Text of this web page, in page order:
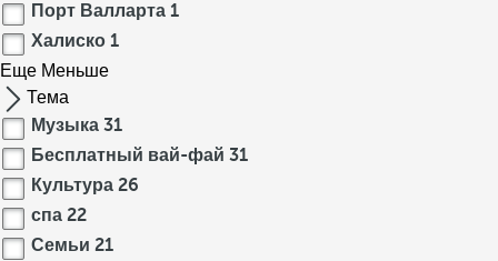
Порт Валларта 1
Халиско 1
Еще Меньше
Тема
Музыка 31
Бесплатный вай-фай 31
Культура 26
спа 22
Семьи 21